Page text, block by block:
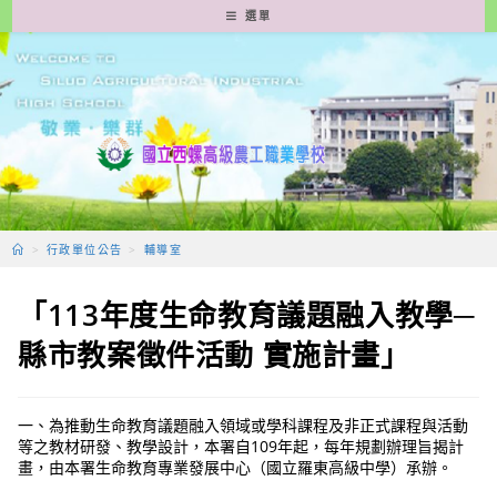
轉
至
要
容
選單
> 行政單位公告 > 輔導室
「113年度生命教育議題融入教學─
縣市教案徵件活動 實施計畫」
一、為推動生命教育議題融入領域或學科課程及非正式課程與活動
等之教材研發、教學設計，本署自109年起，每年規劃辦理旨揭計
畫，由本署生命教育專業發展中心（國立羅東高級中學）承辦。